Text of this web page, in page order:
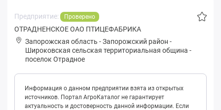
Предприятие: Проверено
ОТРАДНЕНСКОЕ ОАО ПТИЦЕФАБРИКА
Запорожская область -Запорожский район -
Шиpoковская сельская территориальная община -
поселок Отрадное
Информация о данном предприятии взята из открытых
источников. Портал АгроКаталог не гарантирует
актуальность и достоверность данной информации. Если